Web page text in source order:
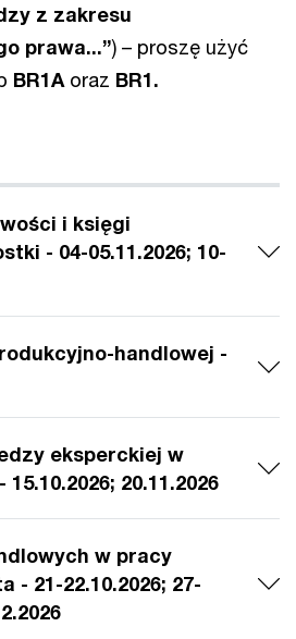
z zakresu
prawa...”) – proszę użyć
BR1A oraz BR1.
i księgi
- 04-05.11.2026; 10-
handlowej -
eksperckiej w
20.11.2026
w pracy
- 21-22.10.2026; 27-